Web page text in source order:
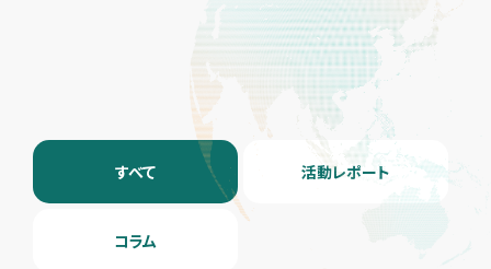
すべて 活動レポート
コラム